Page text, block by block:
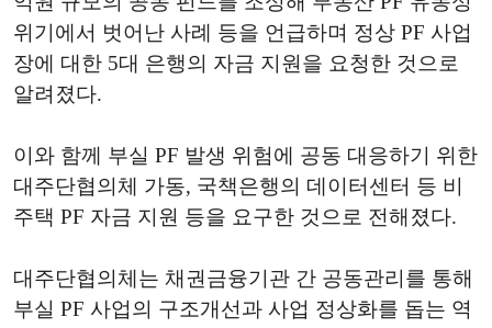
위기에서 벗어난 사례 등을 언급하며 정상 PF 사업
장에 대한 5대 은행의 자금 지원을 요청한 것으로
알려졌다.
이와 함께 부실 PF 발생 위험에 공동 대응하기 위한
대주단협의체 가동, 국책은행의 데이터센터 등 비
주택 PF 자금 지원 등을 요구한 것으로 전해졌다.
대주단협의체는 채권금융기관 간 공동관리를 통해
부실 PF 사업의 구조개선과 사업 정상화를 돕는 역